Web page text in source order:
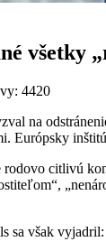
všetky
4420
na
Európsky
citlivú
sa však vyjadril: